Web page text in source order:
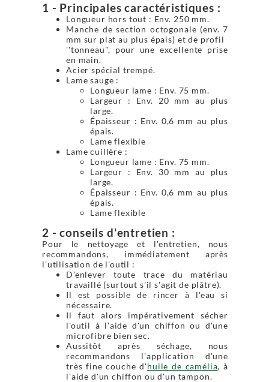
1 - Principales caractéristiques :
Longueur hors tout : Env. 250 mm.
Manche de section octogonale (env. 7
mm sur plat au plus épais) et de profil
''tonneau'', pour une excellente prise
en main.
Acier spécial trempé.
Lame sauge :
Longueur lame : Env. 75 mm.
Largeur : Env. 20 mm au plus
large.
Épaisseur : Env. 0,6 mm au plus
épais.
Lame flexible
Lame cuillère :
Longueur lame : Env. 75 mm.
Largeur : Env. 30 mm au plus
large.
Épaisseur : Env. 0,6 mm au plus
épais.
Lame flexible
2 - conseils d'entretien :
Pour le nettoyage et l'entretien, nous
recommandons, immédiatement après
l'utilisation de l'outil :
D'enlever toute trace du matériau
travaillé (surtout s'il s'agit de plâtre).
Il est possible de rincer à l'eau si
nécessaire.
Il faut alors impérativement sécher
l'outil à l'aide d'un chiffon ou d'une
microfibre bien sec.
Aussitôt après séchage, nous
recommandons l'application d'une
très fine couche d'huile de camélia, à
l'aide d'un chiffon ou d'un tampon.